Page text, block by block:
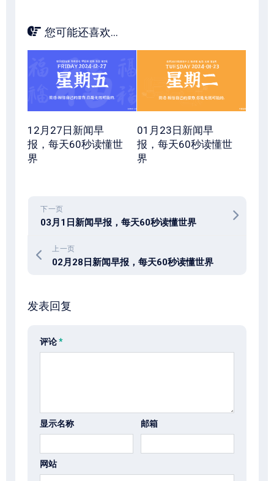
您可能还喜欢...
12月27日新闻早
报，每天60秒读懂世
界
01月23日新闻早
报，每天60秒读懂世
界
下一页
03月1日新闻早报，每天60秒读懂世界
上一页
02月28日新闻早报，每天60秒读懂世界
发表回复
评论*
显示名称 邮箱
网站